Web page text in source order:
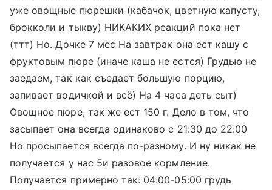
уже овощные пюрешки (кабачок, цветную капусту,
брокколи и тыкву) НИКАКИХ реакций пока нет
(ттт) Но. Дочке 7 мес На завтрак она ест кашу с
фруктовым пюре (иначе каша не естся) Грудью не
заедаем, так как съедает большую порцию,
запивает водичкой и всё) На 4 часа деть сыт)
Овощное пюре, так же ест 150 г. Дело в том, что
засыпает она всегда одинаково с 21:30 до 22:00
Но просыпается всегда по-разному. И ну никак не
получается у нас 5и разовое кормление.
Получается примерно так: 04:00-05:00 грудь